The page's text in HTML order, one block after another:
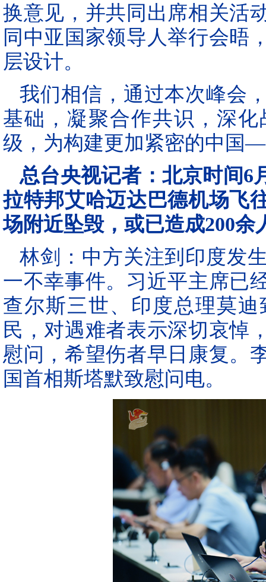
换意见，并共同出席相关活
同中亚国家领导人举行会晤
层设计。
我们相信，通过本次峰会
基础，凝聚合作共识，深
级，为构建更加紧密的中国
总台央视记者：北京时间6
拉特邦艾哈迈达巴德机场飞
场附近坠毁，或已造成200
林剑：中方关注到印度发
一不幸事件。习近平主席已
查尔斯三世、印度总理莫
民，对遇难者表示深切哀悼
慰问，希望伤者早日康复。
国首相斯塔默致慰问电。